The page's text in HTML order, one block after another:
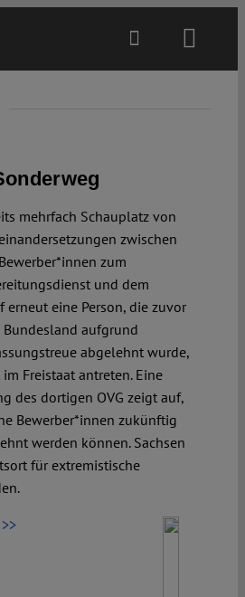
Projects
Open Access
Authors
Spotlight
mehrfach Schauplatz von
zwischen
zum
und dem
erneut eine Person, die zuvor
aufgrund
abgelehnt wurde,
Freistaat antreten. Eine
des dortigen OVG zeigt auf,
Bewerber*innen zukünftig
werden können. Sachsen
für extremistische